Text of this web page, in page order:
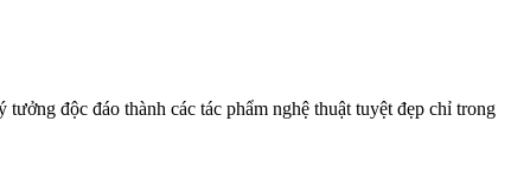
độc đáo thành các tác phẩm nghệ thuật tuyệt đẹp chỉ trong